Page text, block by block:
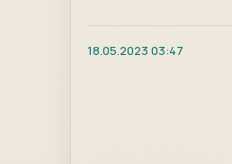
18.05.2023 03:47